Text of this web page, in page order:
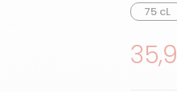
75 cL
Prix